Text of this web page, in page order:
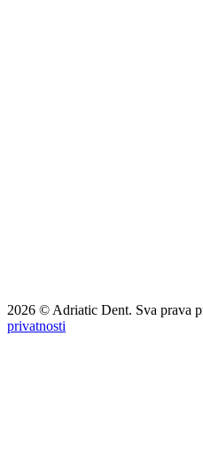
2026 © Adriatic Dent. Sva prava
privatnosti